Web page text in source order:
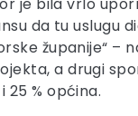
da tu uslugu
županije“ –
a drugi
% općina.